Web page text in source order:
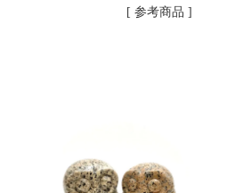
[ 参考商品 ]